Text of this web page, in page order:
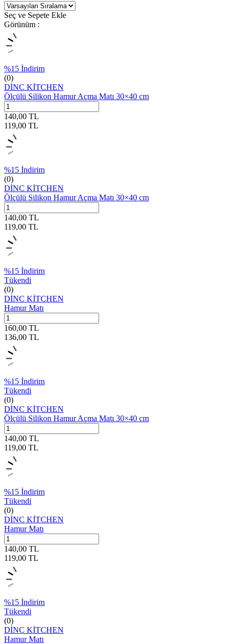
Seç ve Sepete Ekle
Görünüm :
%15 İndirim
(0)
DİNC KİTCHEN
Ölçülü Silikon Hamur Açma Matı 30×40 cm
140,00 TL
119,00 TL
%15 İndirim
(0)
DİNC KİTCHEN
Ölçülü Silikon Hamur Açma Matı 30×40 cm
140,00 TL
119,00 TL
%15 İndirim
Tükendi
(0)
DİNC KİTCHEN
Hamur Matı
160,00 TL
136,00 TL
%15 İndirim
Tükendi
(0)
DİNC KİTCHEN
Ölçülü Silikon Hamur Açma Matı 30×40 cm
140,00 TL
119,00 TL
%15 İndirim
Tükendi
(0)
DİNC KİTCHEN
Hamur Matı
140,00 TL
119,00 TL
%15 İndirim
Tükendi
(0)
DİNC KİTCHEN
Hamur Matı